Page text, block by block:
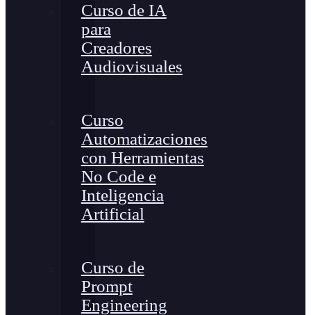
Curso de IA
para
Creadores
Audiovisuales
Curso
Automatizaciones
con Herramientas
No Code e
Inteligencia
Artificial
Curso de
Prompt
Engineering